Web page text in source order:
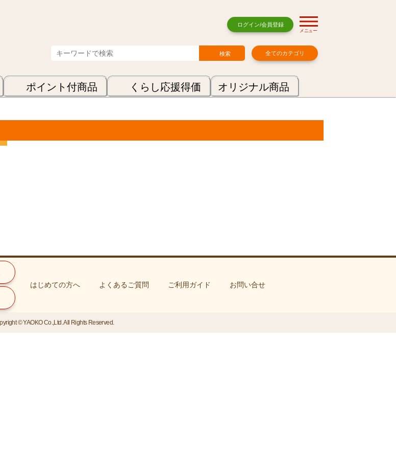
ログイン/会員登録
メニュー
全てのカテゴリ
ポイント付商品 くらし応援得価 オリジナル商品
はじめての方へ よくあるご質問 ご利用ガイド お問い合せ
© YAOKO Co.,Ltd. All Rights Reserved.